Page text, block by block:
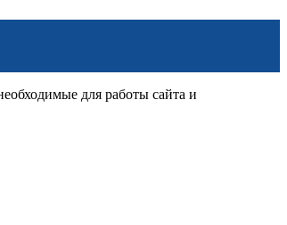
для работы сайта и